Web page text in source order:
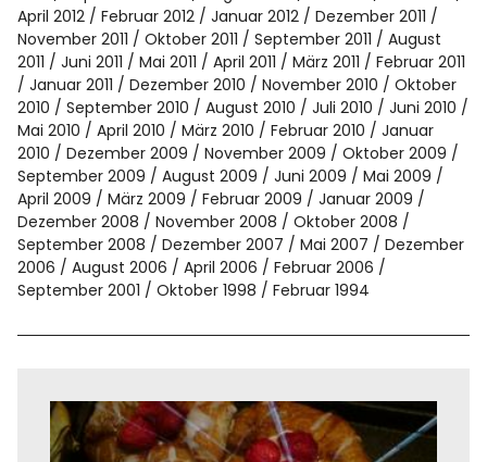
April 2012
Februar 2012 Januar 2012
Dezember 2011
November 2011
Oktober 2011 September 2011
August
2011
Juni 2011 Mai 2011 April 2011 März 2011
Februar 2011
Januar 2011
Dezember 2010 November 2010
Oktober
2010
September 2010 August 2010 Juli 2010
Juni 2010
Mai 2010
April 2010 März 2010 Februar 2010
Januar
2010
Dezember 2009 November 2009
Oktober 2009
September 2009
August 2009 Juni 2009
Mai 2009
April 2009
März 2009 Februar 2009
Januar 2009
Dezember 2008
November 2008
Oktober 2008
September 2008
Dezember 2007 Mai 2007
Dezember
2006
August 2006 April 2006
Februar 2006
September 2001
Oktober 1998 Februar 1994